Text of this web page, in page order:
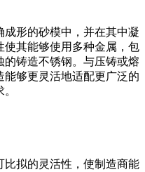
形的砂模中，并在其中凝
使其能够使用多种金属，包
的铸造不锈钢。与压铸或熔
能够更灵活地适配更广泛的
拟的灵活性，使制造商能